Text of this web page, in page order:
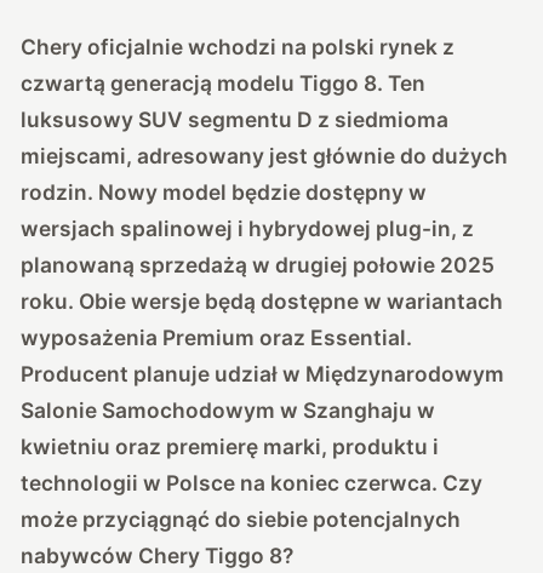
Chery oficjalnie wchodzi na polski rynek z
czwartą generacją modelu Tiggo 8. Ten
luksusowy SUV segmentu D z siedmioma
miejscami, adresowany jest głównie do dużych
rodzin. Nowy model będzie dostępny w
wersjach spalinowej i hybrydowej plug-in, z
planowaną sprzedażą w drugiej połowie 2025
roku. Obie wersje będą dostępne w wariantach
wyposażenia Premium oraz Essential.
Producent planuje udział w Międzynarodowym
Salonie Samochodowym w Szanghaju w
kwietniu oraz premierę marki, produktu i
technologii w Polsce na koniec czerwca. Czy
może przyciągnąć do siebie potencjalnych
nabywców Chery Tiggo 8?